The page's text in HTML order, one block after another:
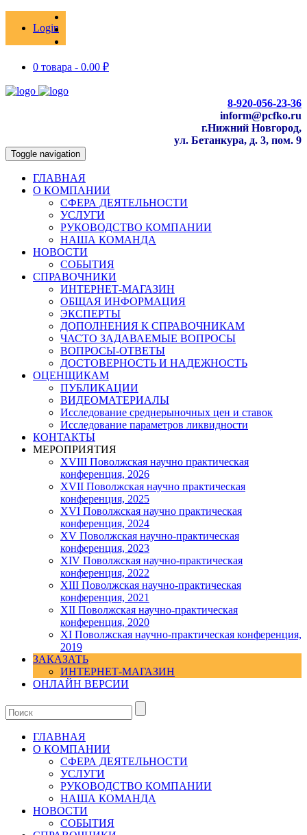
Login
0 товара - 0.00 ₽
8-920-056-23-36
inform@pcfko.ru
г.Нижний Новгород,
ул. Бетанкура, д. 3, пом. 9
Toggle navigation
ГЛАВНАЯ
О КОМПАНИИ
СФЕРА ДЕЯТЕЛЬНОСТИ
УСЛУГИ
РУКОВОДСТВО КОМПАНИИ
НАША КОМАНДА
НОВОСТИ
СОБЫТИЯ
СПРАВОЧНИКИ
ИНТЕРНЕТ-МАГАЗИН
ОБЩАЯ ИНФОРМАЦИЯ
ЭКСПЕРТЫ
ДОПОЛНЕНИЯ К СПРАВОЧНИКАМ
ЧАСТО ЗАДАВАЕМЫЕ ВОПРОСЫ
ВОПРОСЫ-ОТВЕТЫ
ДОСТОВЕРНОСТЬ И НАДЕЖНОСТЬ
ОЦЕНЩИКАМ
ПУБЛИКАЦИИ
ВИДЕОМАТЕРИАЛЫ
Исследование среднерыночных цен и ставок
Исследование параметров ликвидности
КОНТАКТЫ
МЕРОПРИЯТИЯ
XVIII Поволжская научно практическая
конференция, 2026
XVII Поволжская научно практическая
конференция, 2025
XVI Поволжская научно практическая
конференция, 2024
ХV Поволжская научно-практическая
конференция, 2023
ХIV Поволжская научно-практическая
конференция, 2022
ХIII Поволжская научно-практическая
конференция, 2021
ХII Поволжская научно-практическая
конференция, 2020
XI Поволжская научно-практическая конференция,
2019
ЗАКАЗАТЬ
ИНТЕРНЕТ-МАГАЗИН
ОНЛАЙН ВЕРСИИ
ГЛАВНАЯ
О КОМПАНИИ
СФЕРА ДЕЯТЕЛЬНОСТИ
УСЛУГИ
РУКОВОДСТВО КОМПАНИИ
НАША КОМАНДА
НОВОСТИ
СОБЫТИЯ